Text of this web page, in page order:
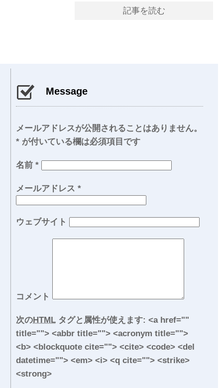
記事を読む
Message
メールアドレスが公開されることはありません。
* が付いている欄は必須項目です
名前 *
メールアドレス *
ウェブサイト
コメント
次のHTML タグと属性が使えます: <a href=""
title=""> <abbr title=""> <acronym title="">
<b> <blockquote cite=""> <cite> <code> <del
datetime=""> <em> <i> <q cite=""> <strike>
<strong>